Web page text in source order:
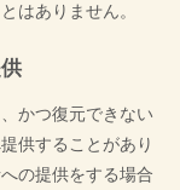
はありません。
かつ復元できない
供することがあり
の提供をする場合